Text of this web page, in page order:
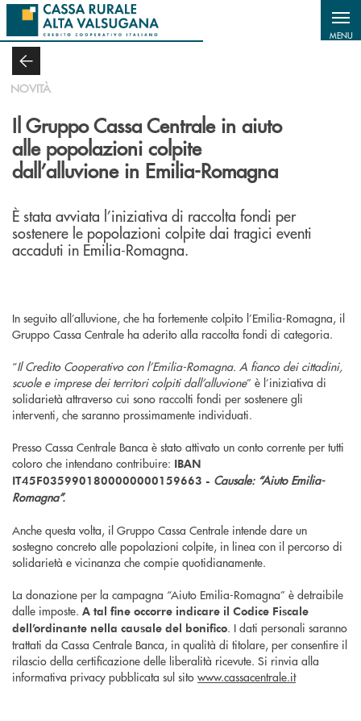
Salta al contenuto principale
MENU
NOVITÀ
Il Gruppo Cassa Centrale in aiuto
alle popolazioni colpite
dall’alluvione in Emilia-Romagna
È stata avviata l’iniziativa di raccolta fondi per
sostenere le popolazioni colpite dai tragici eventi
accaduti in Emilia-Romagna.
In seguito all’alluvione, che ha fortemente colpito l’Emilia-Romagna, il
Gruppo Cassa Centrale ha aderito alla raccolta fondi di categoria.
“Il Credito Cooperativo con l’Emilia-Romagna. A fianco dei cittadini,
scuole e imprese dei territori colpiti dall’alluvione” è l’iniziativa di
solidarietà attraverso cui sono raccolti fondi per sostenere gli
interventi, che saranno prossimamente individuati.
Presso Cassa Centrale Banca è stato attivato un conto corrente per tutti
coloro che intendano contribuire: IBAN
IT45F0359901800000000159663 - Causale: “Aiuto Emilia-
Romagna”.
Anche questa volta, il Gruppo Cassa Centrale intende dare un
sostegno concreto alle popolazioni colpite, in linea con il percorso di
solidarietà e vicinanza che compie quotidianamente.
La donazione per la campagna “Aiuto Emilia-Romagna” è detraibile
dalle imposte. A tal fine occorre indicare il Codice Fiscale
dell’ordinante nella causale del bonifico. I dati personali saranno
trattati da Cassa Centrale Banca, in qualità di titolare, per consentire il
rilascio della certificazione delle liberalità ricevute. Si rinvia alla
informativa privacy pubblicata sul sito www.cassacentrale.it